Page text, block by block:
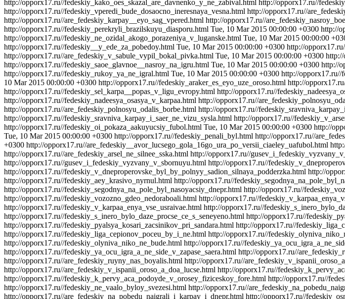
http://opporx17.ru//fedeskiy_kako_oes_skazal_are_davnenko_y_ne_zabival.html http://opporx17.ru//
http://opporx17.ru//fedeskiy_vperedi_bude_dosaocno_ineresnaya_vesna.html http://opporx17.ru//
http://opporx17.ru//are_fedeskiy_karpay__eyo_sag_vpered.html http://opporx17.ru//
http://opporx17.ru//fedeskiy_perekryli_brazilskuyu_diasporu.html Tue, 10 Mar 2015 00:00:00 +0300 http://
http://opporx17.ru//fedeskiy_ne_ozidal_akogo_porazeniya_v_luganske.html Tue, 10 Mar 2015 00:00:00
http://opporx17.ru//fedeskiy__y_ede_za_pobedoy.html Tue, 10 Mar 2015 00:00:00 +0300 http://
http://opporx17.ru//are_fedeskiy_v_sabule_vypil_bokal_pivka.html Tue, 10 Mar 2015 00:00:00 +0300
http://opporx17.ru//fedeskiy_saoe_glavnoe__nasroy_na_igru.html Tue, 10 Mar 2015 00:00:00 +0300 http://
http://opporx17.ru//fedeskiy_rukoy_ya_ne_igral.html Tue, 10 Mar 2015 00:00:00 +0300 http://opporx17.ru//
10 Mar 2015 00:00:00 +0300 http://opporx17.ru//fedeskiy_araker_es_eyo_uze_oroso.html http://
http://opporx17.ru//fedeskiy_sel_karpa__popas_v_ligu_evropy.html http://opporx17.ru//
http://opporx17.ru//fedeskiy_nadeesya_osasya_v_karpaa.html http://opporx17.ru//
http://opporx17.ru//are_fedeskiy_polnosyu_odalis_borbe.html http://opporx17.ru//
http://opporx17.ru//fedeskiy_sravniva_karpay_i_saer_ne_vizu_sysla.html http://opporx17.ru//
http://opporx17.ru//fedeskiy_oi_pokaza_aakuyucsiy_fubol.html Tue, 10 Mar 2015 00:00:00 +0300 http://
Tue, 10 Mar 2015 00:00:00 +0300 http://opporx17.ru//fedeskiy_penali_byl.html http://opporx17.ru//
+0300 http://opporx17.ru//are_fedeskiy__avor_lucsego_gola_16go_ura_po_versii_ciaeley_uafubol.html
http://opporx17.ru//are_fedeskiy_arsel_ne_silnee_sska.html http://opporx17.ru//
http://opporx17.ru//gusev_i_fedeskiy_vyzvany_v_sbornuyu.html http://opporx17.ru//
http://opporx17.ru//fedeskiy_v_dneproperovske_byl_by_polnyy_sadion_silnaya_podderzka.html http://
http://opporx17.ru//fedeskiy_aey_krasivo_nyrnul.html http://opporx17.ru//
http://opporx17.ru//fedeskiy_segodnya_na_pole_byl_nasoyacsiy_dnepr.html http://opporx17.ru//
http://opporx17.ru//fedeskiy_vozozno_gdeo_nedoraboali.html http://opporx17.ru//
http://opporx17.ru//fedeskiy_v_karpaa_enya_vse_usraivae.html http://opporx17.ru//
http://opporx17.ru//fedeskiy_s_inero_bylo_daze_procse_ce_s_seneyeno.html http://opporx17.ru//
http://opporx17.ru//fedeskiy_pyalsya_kosari_zacsinikov_pri_sandara.html http://opporx17.ru//
http://opporx17.ru//fedeskiy_liga_cepionov_poceu_by_i_ne.html http://opporx17.ru//
http://opporx17.ru//fedeskiy_olyniva_niko_ne_bude.html http://opporx17.ru//
http://opporx17.ru//fedeskiy_ya_ocu_igra_a_ne_side_v_zapase_saera.html http://opporx17.ru//
http://opporx17.ru//are_fedeskiy_ruyny_nas_boyalis.html http://opporx17.ru//
http://opporx17.ru//are_fedeskiy_v_ispanii_oroso_a_doa_lucse.html http://opporx17.ru//
http://opporx17.ru//fedeskiy_k_pervy_aca_podoyde_v_orosey_fiziceskoy_fore.html http://opporx17.ru//
http://opporx17.ru//fedeskiy_ne_vaalo_byloy_svezesi.html http://opporx17.ru//
http://opporx17.ru//are_fedeskiy_na_pobedu_naigrali_i_karpay_i_dnepr.html http://opporx17.ru//